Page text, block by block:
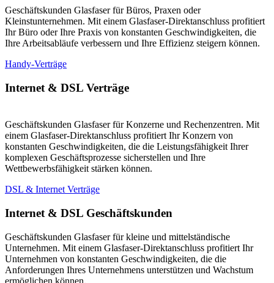
Geschäftskunden Glasfaser für Büros, Praxen oder
Kleinstunternehmen. Mit einem Glasfaser-Direktanschluss profitiert
Ihr Büro oder Ihre Praxis von konstanten Geschwindigkeiten, die
Ihre Arbeitsabläufe verbessern und Ihre Effizienz steigern können.
Handy-Verträge
Internet & DSL Verträge
Geschäftskunden Glasfaser für Konzerne und Rechenzentren. Mit
einem Glasfaser-Direktanschluss profitiert Ihr Konzern von
konstanten Geschwindigkeiten, die die Leistungsfähigkeit Ihrer
komplexen Geschäftsprozesse sicherstellen und Ihre
Wettbewerbsfähigkeit stärken können.
DSL & Internet Verträge
Internet & DSL Geschäftskunden
Geschäftskunden Glasfaser für kleine und mittelständische
Unternehmen. Mit einem Glasfaser-Direktanschluss profitiert Ihr
Unternehmen von konstanten Geschwindigkeiten, die die
Anforderungen Ihres Unternehmens unterstützen und Wachstum
ermöglichen können.